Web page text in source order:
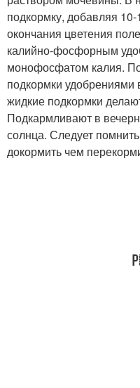
подкормку, добавляя
окончания цветения
калийно-фосфорным
монофосфатом калия.
подкормки
жидкие подкормки
Подкармливают в
солнца. Следует
докормить чем